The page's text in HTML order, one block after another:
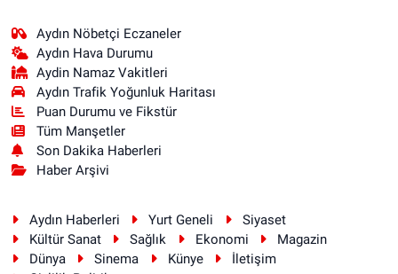
Aydın Nöbetçi Eczaneler
Aydın Hava Durumu
Aydin Namaz Vakitleri
Aydın Trafik Yoğunluk Haritası
Puan Durumu ve Fikstür
Tüm Manşetler
Son Dakika Haberleri
Haber Arşivi
Aydın Haberleri Yurt Geneli
Siyaset
Kültür Sanat
Sağlık Ekonomi
Magazin
Dünya
Sinema Künye
İletişim